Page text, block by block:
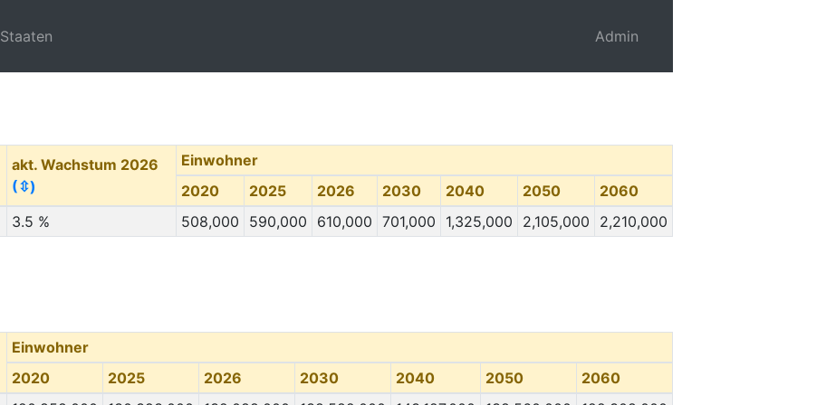
Staaten Admin
akt. Wachstum 2026
(⇳)
Einwohner
2020
2025 2026 2030 2040 2050
2060
3.5 % 508,000 590,000 610,000 701,000 1,325,000 2,105,000 2,210,000
Einwohner
2020
2025 2026 2030 2040 2050
2060